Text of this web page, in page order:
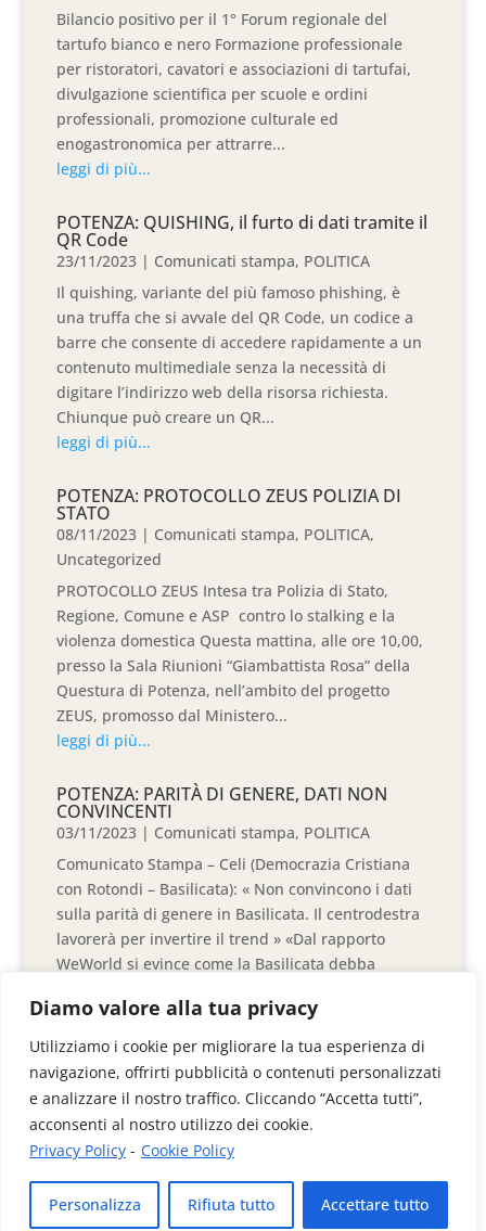
Diamo valore alla tua privacy
Utilizziamo i cookie per migliorare la tua esperienza di
navigazione, offrirti pubblicità o contenuti personalizzati
e analizzare il nostro traffico. Cliccando “Accetta tutti”,
acconsenti al nostro utilizzo dei cookie.
Privacy Policy - Cookie Policy
Personalizza Rifiuta tutto Accettare tutto
Bilancio positivo per il 1° Forum regionale del
tartufo bianco e nero Formazione professionale
per ristoratori, cavatori e associazioni di tartufai,
divulgazione scientifica per scuole e ordini
professionali, promozione culturale ed
enogastronomica per attrarre...
leggi di più...
POTENZA: QUISHING, il furto di dati tramite il
QR Code
23/11/2023 | Comunicati stampa, POLITICA
Il quishing, variante del più famoso phishing, è
una truffa che si avvale del QR Code, un codice a
barre che consente di accedere rapidamente a un
contenuto multimediale senza la necessità di
digitare l’indirizzo web della risorsa richiesta.
Chiunque può creare un QR...
leggi di più...
POTENZA: PROTOCOLLO ZEUS POLIZIA DI
STATO
08/11/2023 | Comunicati stampa, POLITICA,
Uncategorized
PROTOCOLLO ZEUS Intesa tra Polizia di Stato,
Regione, Comune e ASP contro lo stalking e la
violenza domestica Questa mattina, alle ore 10,00,
presso la Sala Riunioni “Giambattista Rosa” della
Questura di Potenza, nell’ambito del progetto
ZEUS, promosso dal Ministero...
leggi di più...
POTENZA: PARITÀ DI GENERE, DATI NON
CONVINCENTI
03/11/2023 | Comunicati stampa, POLITICA
Comunicato Stampa – Celi (Democrazia Cristiana
con Rotondi – Basilicata): « Non convincono i dati
sulla parità di genere in Basilicata. Il centrodestra
lavorerà per invertire il trend » «Dal rapporto
WeWorld si evince come la Basilicata debba
leggi di più...
« Articoli Precedenti Articoli Successivi »
Videoimage di Colangelo Donato & C. Sas
Via Anzio, 41/B - 85100 Potenza